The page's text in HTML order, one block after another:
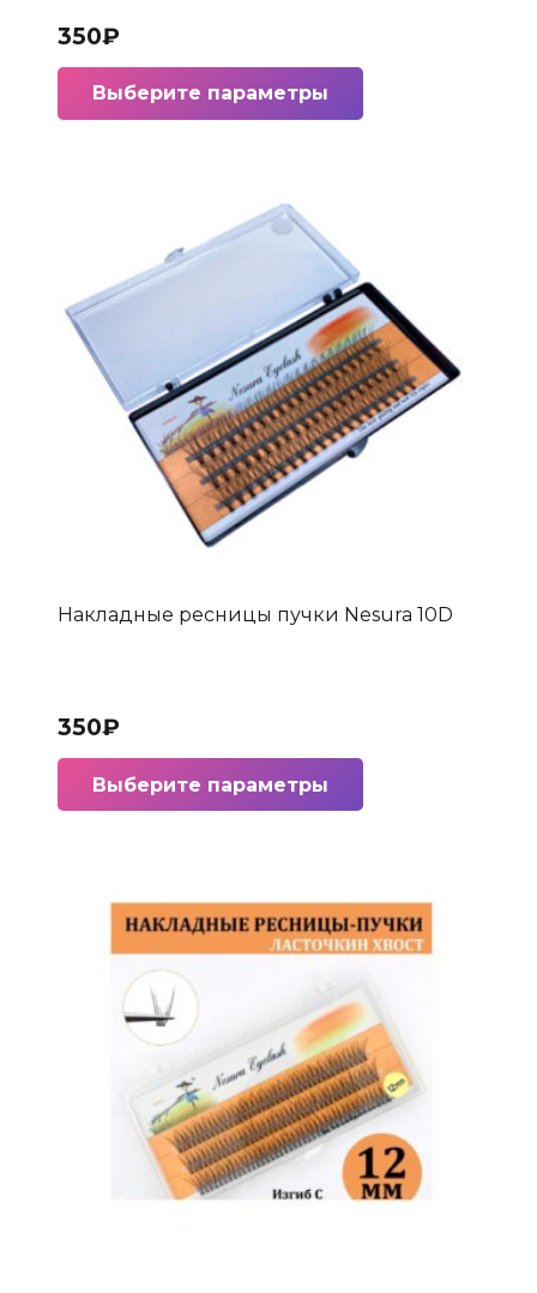
350₽
Выберите параметры
выбрать
на
странице
товара.
Накладные ресницы пучки Nesura 10D
350₽
Выберите параметры
Опции
можно
на
странице
товара.